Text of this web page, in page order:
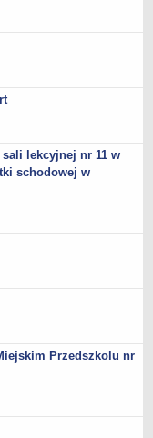
lekcyjnej nr 11 w
schodowej w
Przedszkolu nr